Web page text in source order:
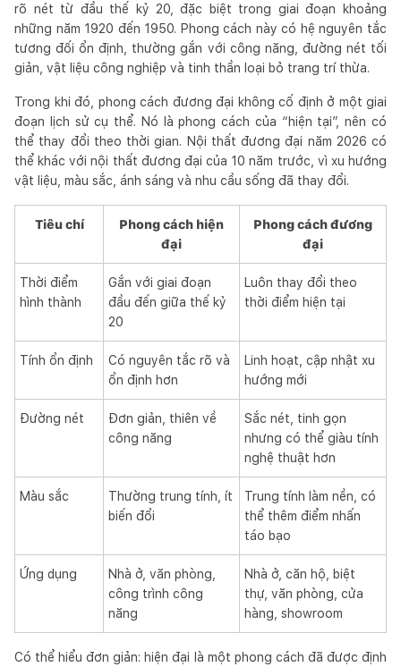
rõ nét từ đầu thế kỷ 20, đặc biệt trong giai đoạn khoảng
những năm 1920 đến 1950. Phong cách này có hệ nguyên tắc
tương đối ổn định, thường gắn với công năng, đường nét tối
giản, vật liệu công nghiệp và tinh thần loại bỏ trang trí thừa.
Trong khi đó, phong cách đương đại không cố định ở một giai
đoạn lịch sử cụ thể. Nó là phong cách của “hiện tại”, nên có
thể thay đổi theo thời gian. Nội thất đương đại năm 2026 có
thể khác với nội thất đương đại của 10 năm trước, vì xu hướng
vật liệu, màu sắc, ánh sáng và nhu cầu sống đã thay đổi.
Tiêu chí
Phong cách hiện
đại
Phong cách đương
đại
Thời điểm
hình thành
Gắn với giai đoạn
đầu đến giữa thế kỷ
20
Luôn thay đổi theo
thời điểm hiện tại
Tính ổn định
Có nguyên tắc rõ và
ổn định hơn
Linh hoạt, cập nhật xu
hướng mới
Đường nét
Đơn giản, thiên về
công năng
Sắc nét, tinh gọn
nhưng có thể giàu tính
nghệ thuật hơn
Màu sắc
Thường trung tính, ít
biến đổi
Trung tính làm nền, có
thể thêm điểm nhấn
táo bạo
Ứng dụng
Nhà ở, văn phòng,
công trình công
năng
Nhà ở, căn hộ, biệt
thự, văn phòng, cửa
hàng, showroom
Có thể hiểu đơn giản: hiện đại là một phong cách đã được định